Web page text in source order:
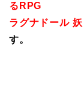
るRPG
ラグナドール
す。